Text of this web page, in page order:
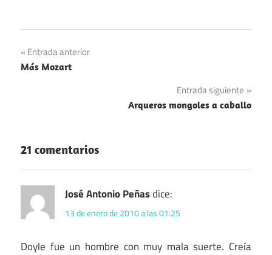
Navegación
de
Entrada anterior
Más Mozart
Entrada siguiente
Arqueros mongoles a caballo
21 comentarios
José Antonio Peñasdice:
13 de enero de 2010 a las 01:25
Doyle fue un hombre con muy mala suerte. Creía